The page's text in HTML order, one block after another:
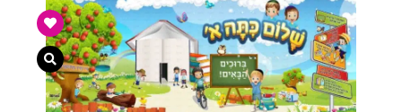
צפייה